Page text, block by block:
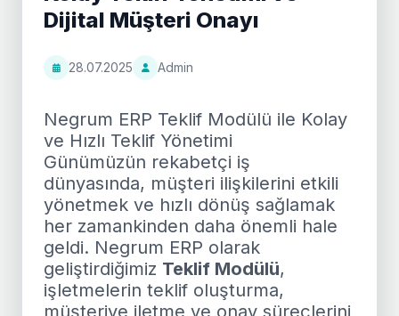
Dijital Müşteri Onayı
28.07.2025 Admin
Negrum ERP Teklif Modülü ile Kolay
ve Hızlı Teklif Yönetimi
Günümüzün rekabetçi iş
dünyasında, müşteri ilişkilerini etkili
yönetmek ve hızlı dönüş sağlamak
her zamankinden daha önemli hale
geldi. Negrum ERP olarak
geliştirdiğimiz Teklif Modülü,
işletmelerin teklif oluşturma,
müşteriye iletme ve onay süreçlerini